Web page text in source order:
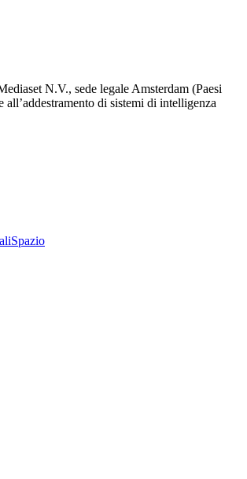
N.V., sede legale Amsterdam (Paesi
di sistemi di intelligenza
Spazio